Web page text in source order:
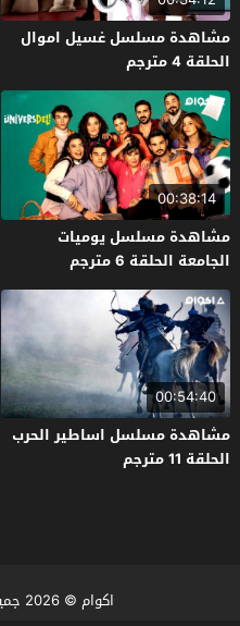
مشاهدة مسلسل غسيل اموال
الحلقة 4 مترجم
00:38:14
مشاهدة مسلسل يوميات
الجامعة الحلقة 6 مترجم
00:54:40
مشاهدة مسلسل اساطير الحرب
الحلقة 11 مترجم
اكوام © 2026 جميع الحقوق محفوظة.